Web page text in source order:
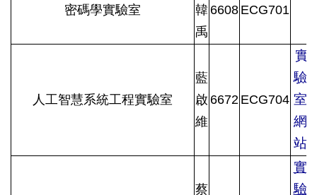
密碼學實驗室
韓
禹
6608 ECG701
人工智慧系統工程實驗室
藍
啟
維
6672 ECG704
實
驗
室
網
站
蔡
實
驗